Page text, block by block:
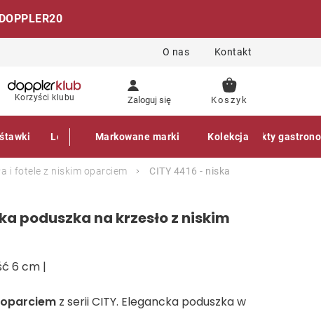
DOPPLER20
O nas Kontakt
Korzyści klubu Zaloguj się KOSZYK
Leżaki Akcesoria Parasole Produkty
Markowane marki Kolekcja
i fotele z niskim oparciem
CITY 4416 - niska
poduszka na krzesło z niskim
6 cm |
z serii CITY. Elegancka poduszka w